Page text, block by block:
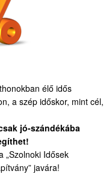
élő idős
a szép időskor, mint cél,
jó-szándékába
„Szolnoki Idősek
javára!